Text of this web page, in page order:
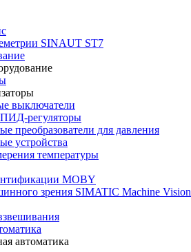
SINAUT ST7
выключатели
регуляторы
преобразователи для давления
устройства
температуры
MOBY
зрения SIMATIC Machine Vision
автоматика